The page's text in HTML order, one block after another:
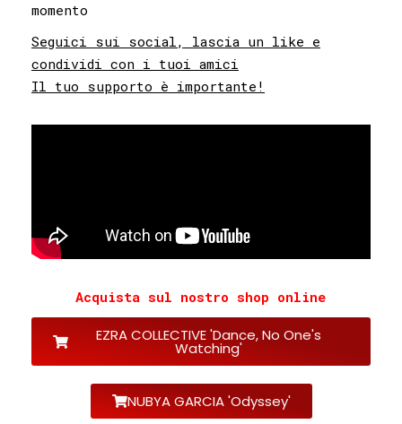
momento
Seguici sui social, lascia un like e
condividi con i tuoi amici
Il tuo supporto è importante!
Acquista sul nostro shop online
EZRA COLLECTIVE 'Dance, No One's
Watching'
NUBYA GARCIA 'Odyssey'